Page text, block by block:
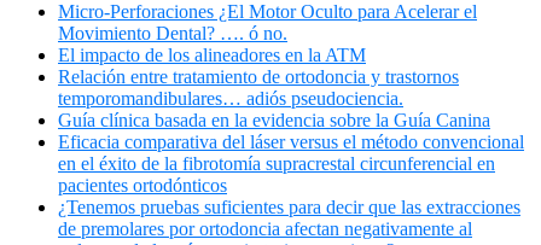
Micro-Perforaciones ¿El Motor Oculto para Acelerar el
Movimiento Dental? …. ó no.
El impacto de los alineadores en la ATM
Relación entre tratamiento de ortodoncia y trastornos
temporomandibulares… adiós pseudociencia.
Guía clínica basada en la evidencia sobre la Guía Canina
Eficacia comparativa del láser versus el método convencional
en el éxito de la fibrotomía supracrestal circunferencial en
pacientes ortodónticos
¿Tenemos pruebas suficientes para decir que las extracciones
de premolares por ortodoncia afectan negativamente al